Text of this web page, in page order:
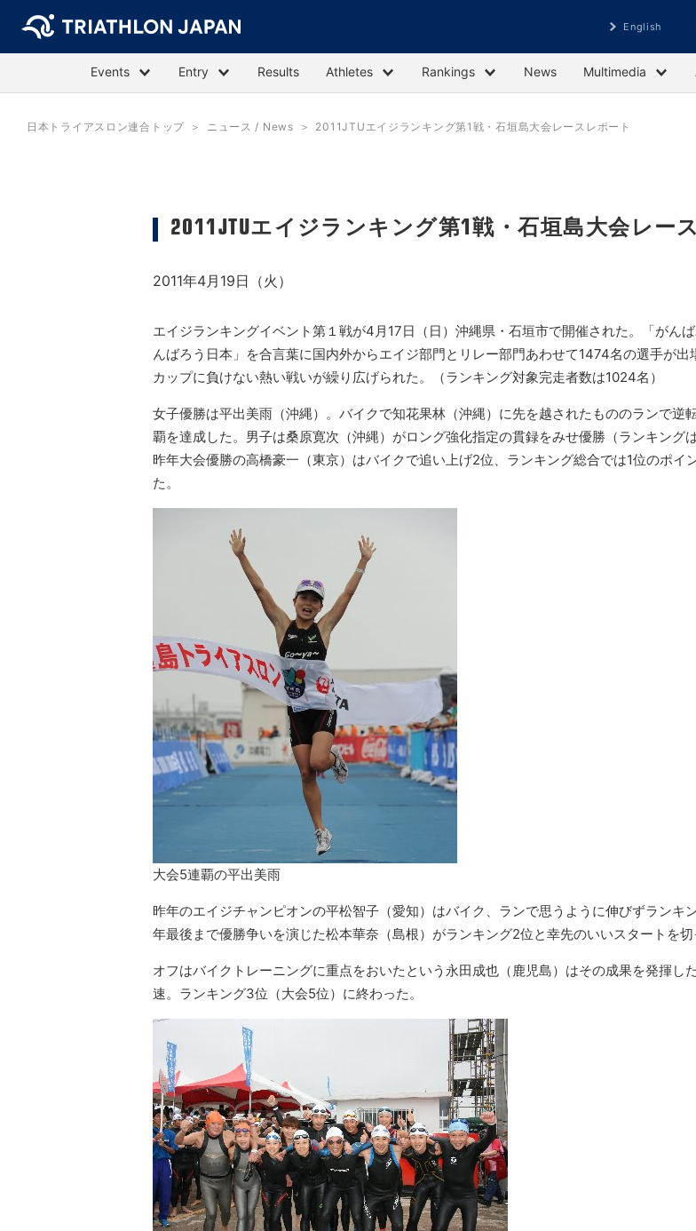
English
Events Entry Results Athletes Rankings News Multimedia
日本トライアスロン連合トップ ニュース / News 2011JTUエイジランキング第1戦・石垣島大会レースレポート
2011JTUエイジランキング第1戦・石垣島大会レー
2011年4月19日（火）
エイジランキングイベント第１戦が4月17日（日）沖縄県・石垣市で開催された。「がん
んばろう日本」を合言葉に国内外からエイジ部門とリレー部門あわせて1474名の選手が出
カップに負けない熱い戦いが繰り広げられた。（ランキング対象完走者数は1024名）
女子優勝は平出美雨（沖縄）。バイクで知花果林（沖縄）に先を越されたもののランで逆
覇を達成した。男子は桑原寛次（沖縄）がロング強化指定の貫録をみせ優勝（ランキングは
昨年大会優勝の高橋豪一（東京）はバイクで追い上げ2位、ランキング総合では1位のポイ
た。
大会5連覇の平出美雨
昨年のエイジチャンピオンの平松智子（愛知）はバイク、ランで思うように伸びずランキ
年最後まで優勝争いを演じた松本華奈（島根）がランキング2位と幸先のいいスタートを切
オフはバイクトレーニングに重点をおいたという永田成也（鹿児島）はその成果を発揮し
速。ランキング3位（大会5位）に終わった。